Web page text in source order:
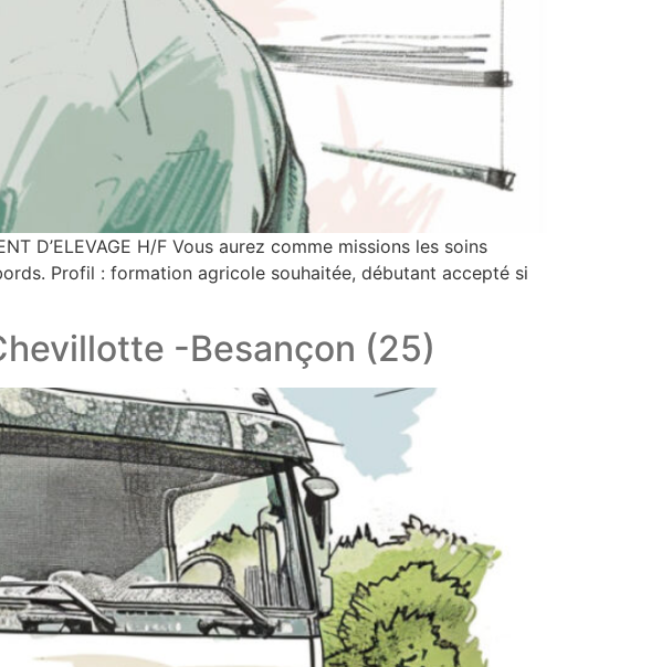
D’ELEVAGE H/F Vous aurez comme missions les soins
Profil : formation agricole souhaitée, débutant accepté si
-Besançon (25)